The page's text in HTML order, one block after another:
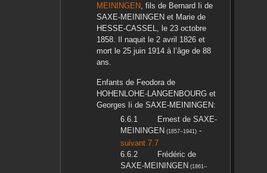
MEININGEN, fils de Bernard Ii de
SAXE-MEININGEN et Mariede
HESSE-CASSEL, le 23 octobre
1858. Il naquit le 2 avril 1826et
mort le 25 juin 1914à l’âge de 88
ans.
Enfants de Feodorade
HOHENLOHE-LANGENBOURGet
Georges Ii de SAXE-MEININGEN:
Ernestde SAXE-
MEININGEN (1857–1941)-
suivant 7.7
Frédéric de
SAXE-MEININGEN (1861–